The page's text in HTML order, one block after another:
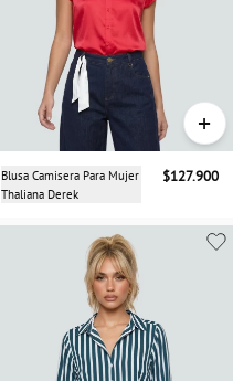
+
Blusa Camisera Para Mujer
Thaliana Derek
$127.900